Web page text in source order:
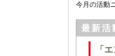
今月の活動
最新活
「